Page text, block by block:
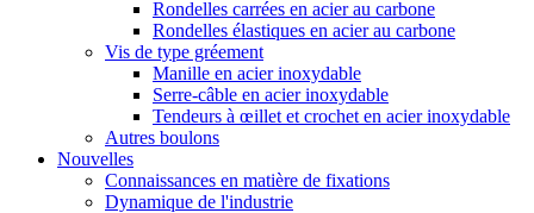
Rondelles carrées en acier au carbone
Rondelles élastiques en acier au carbone
Vis de type gréement
Manille en acier inoxydable
Serre-câble en acier inoxydable
Tendeurs à œillet et crochet en acier inoxydable
Autres boulons
Nouvelles
Connaissances en matière de fixations
Dynamique de l'industrie